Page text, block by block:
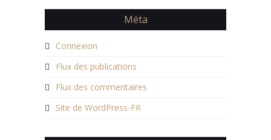
Méta
Connexion
Flux des publications
Flux des commentaires
Site de WordPress-FR